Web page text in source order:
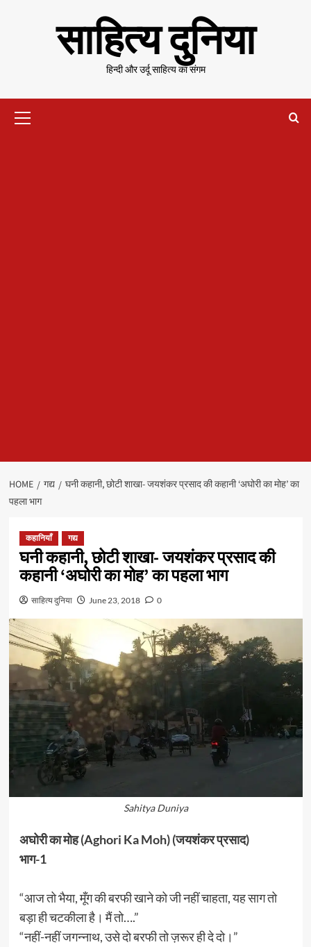
साहित्य दुनिया
हिन्दी और उर्दू साहित्य का संगम
Menu
HOME गद्य
घनी कहानी, छोटी शाखा- जयशंकर प्रसाद की कहानी ‘अघोरी का मोह’ का
पहला भाग
कहानियाँ गद्य
घनी कहानी, छोटी शाखा- जयशंकर प्रसाद की
कहानी ‘अघोरी का मोह’ का पहला भाग
साहित्य दुनिया June 23, 2018 0
Sahitya Duniya
अघोरी का मोह (Aghori Ka Moh) (जयशंकर प्रसाद)
भाग-1
“आज तो भैया, मूँग की बरफी खाने को जी नहीं चाहता, यह साग तो
बड़ा ही चटकीला है। मैं तो….”
“नहीं-नहीं जगन्नाथ, उसे दो बरफी तो ज़रूर ही दे दो।”